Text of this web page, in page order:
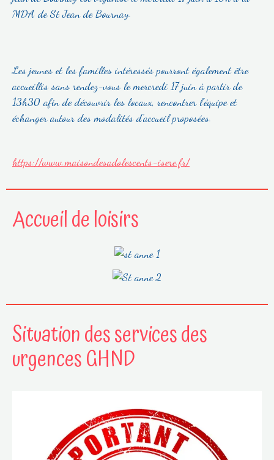
MDA de St Jean de Bournay.
Les jeunes et les familles intéressés pourront également être
accueillis sans rendez-vous le mercredi 17 juin à partir de
13h30 afin de découvrir les locaux, rencontrer l’équipe et
échanger autour des modalités d’accueil proposées.
https://www.maisondesadolescents-isere.fr/
Accueil de loisirs
Situation des services des
urgences GHND